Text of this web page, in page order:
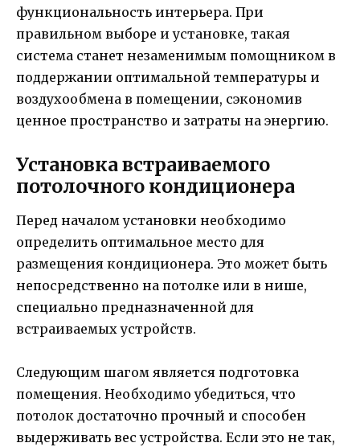
функциональность интерьера. При
правильном выборе и установке, такая
система станет незаменимым помощником в
поддержании оптимальной температуры и
воздухообмена в помещении, сэкономив
ценное пространство и затраты на энергию.
Установка встраиваемого
потолочного кондиционера
Перед началом установки необходимо
определить оптимальное место для
размещения кондиционера. Это может быть
непосредственно на потолке или в нише,
специально предназначенной для
встраиваемых устройств.
Следующим шагом является подготовка
помещения. Необходимо убедиться, что
потолок достаточно прочный и способен
выдерживать вес устройства. Если это не так,